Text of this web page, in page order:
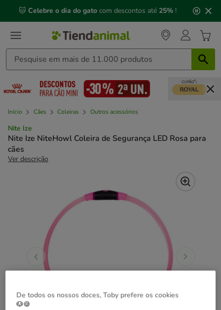
mensagem,
🐱 Celebre o dia do gato com descontos até 25% !
Início Cães Coleiras Outros acessórios
Nite Ize
Nite Ize NiteHowl Coleira de Segurança LED Rosa para
cães
Ver descrição
De todos os nossos doces, Toby prefere os cookies
🐶🍪